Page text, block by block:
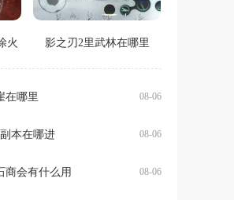
火 影之刃2里武林在哪里
在哪里 08-06
本在哪进 08-06
商会有什么用 08-06